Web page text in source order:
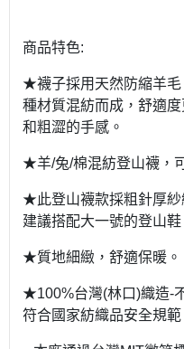
商品特色:
★襪子採用天然防縮羊
種材質混紡而成，舒適
和粗澀的手感。
★羊/兔/棉混紡登山襪，
★此登山襪款採粗針厚紗
建議搭配大一號的登山鞋
★質地細緻，舒適保暖。
★100%台灣(林口)織造-
符合國家紡織品安全規範